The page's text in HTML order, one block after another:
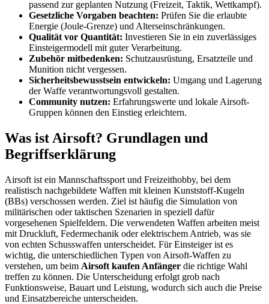
passend zur geplanten Nutzung (Freizeit, Taktik, Wettkampf).
Gesetzliche Vorgaben beachten: Prüfen Sie die erlaubte
Energie (Joule-Grenze) und Alterseinschränkungen.
Qualität vor Quantität: Investieren Sie in ein zuverlässiges
Einsteigermodell mit guter Verarbeitung.
Zubehör mitbedenken: Schutzausrüstung, Ersatzteile und
Munition nicht vergessen.
Sicherheitsbewusstsein entwickeln: Umgang und Lagerung
der Waffe verantwortungsvoll gestalten.
Community nutzen: Erfahrungswerte und lokale Airsoft-
Gruppen können den Einstieg erleichtern.
Was ist Airsoft? Grundlagen und
Begriffserklärung
Airsoft ist ein Mannschaftssport und Freizeithobby, bei dem
realistisch nachgebildete Waffen mit kleinen Kunststoff-Kugeln
(BBs) verschossen werden. Ziel ist häufig die Simulation von
militärischen oder taktischen Szenarien in speziell dafür
vorgesehenen Spielfeldern. Die verwendeten Waffen arbeiten meist
mit Druckluft, Federmechanik oder elektrischem Antrieb, was sie
von echten Schusswaffen unterscheidet. Für Einsteiger ist es
wichtig, die unterschiedlichen Typen von Airsoft-Waffen zu
verstehen, um beim Airsoft kaufen Anfänger die richtige Wahl
treffen zu können. Die Unterscheidung erfolgt grob nach
Funktionsweise, Bauart und Leistung, wodurch sich auch die Preise
und Einsatzbereiche unterscheiden.